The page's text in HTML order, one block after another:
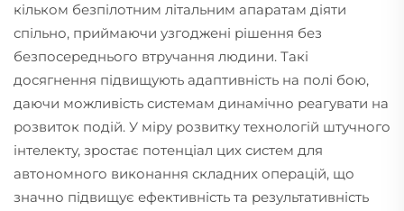
кільком безпілотним літальним апаратам діяти
спільно, приймаючи узгоджені рішення без
безпосереднього втручання людини. Такі
досягнення підвищують адаптивність на полі бою,
даючи можливість системам динамічно реагувати на
розвиток подій. У міру розвитку технологій штучного
інтелекту, зростає потенціал цих систем для
автономного виконання складних операцій, що
значно підвищує ефективність та результативність